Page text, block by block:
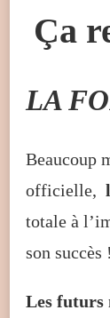
Ça
LA
Beaucoup
officielle,
totale à
son succès !
Les futurs